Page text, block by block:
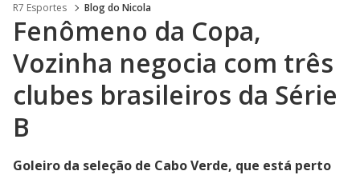
R7 Esportes Blog do Nicola
Fenômeno da Copa,
Vozinha negocia com três
clubes brasileiros da Série
B
Goleiro da seleção de Cabo Verde, que está perto